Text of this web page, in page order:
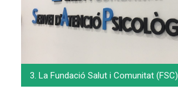
3. La Fundació Salut i Comunitat (FSC)